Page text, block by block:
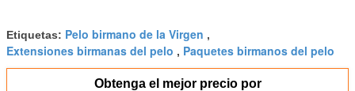
Etiquetas: Pelo birmano de la Virgen ,
Extensiones birmanas del pelo , Paquetes birmanos del pelo
Obtenga el mejor precio por